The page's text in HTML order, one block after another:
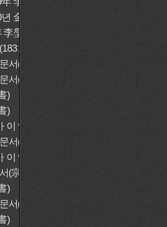
金祖淳 簡礼)
垕 詩稿)
年 南延君 李球 簡礼)
서(평양부윤 洪 入啓文書)
서(평양부윤 洪 入啓文書)
)
)
이 입계문서(평안도병마절도사 李 入
서(평양부윤 朴 入啓文書)
이 입계문서(평안도병마절도사 李 入
(宗正卿 李 入啓文書)
)
서(평양부윤 韓 入啓文書)
)